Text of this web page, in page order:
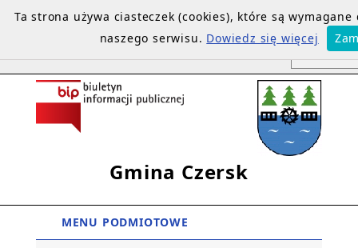
Gmina Czersk
MENU PODMIOTOWE
Ta strona używa ciasteczek (cookies), które są
naszego serwisu. Dowiedz się więcej